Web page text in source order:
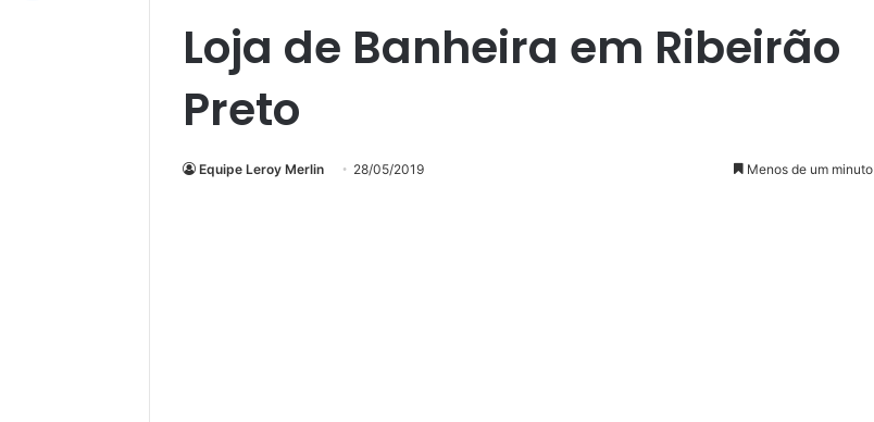
Loja de Banheira em Ribeirão
Preto
Equipe Leroy Merlin 28/05/2019 Menos de um minuto